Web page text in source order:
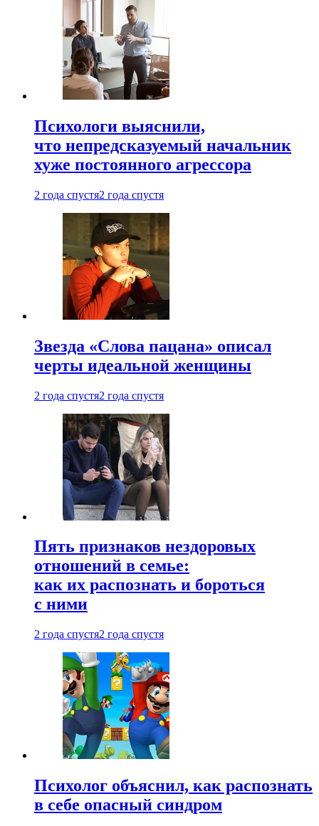
Психологи выяснили,
что непредсказуемый начальник
хуже постоянного агрессора
2 года спустя2 года спустя
Звезда «Слова пацана» описал
черты идеальной женщины
2 года спустя2 года спустя
Пять признаков нездоровых
отношений в семье:
как их распознать и бороться
с ними
2 года спустя2 года спустя
Психолог объяснил, как распознать
в себе опасный синдром